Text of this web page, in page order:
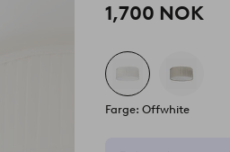
1,700 NOK
Farge: Offwhite